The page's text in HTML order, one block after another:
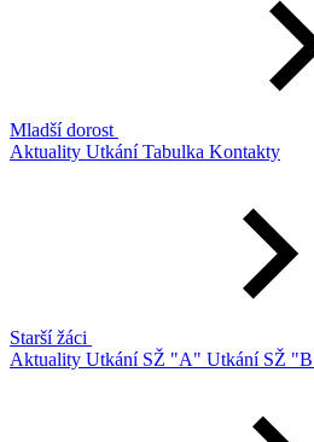
Mladší dorost
Aktuality UtkáníTabulka Kontakty
Starší žáci
Aktuality Utkání SŽ "A" Utkání SŽ